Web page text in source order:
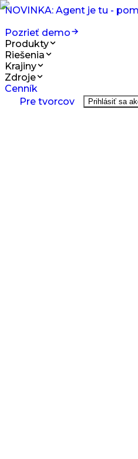
NOVINKA: Agent je tu -
Pozrieť demo
Produkty
Riešenia
Krajiny
Zdroje
Cenník
Pre tvorcov
Prihlásiť sa
Produkty